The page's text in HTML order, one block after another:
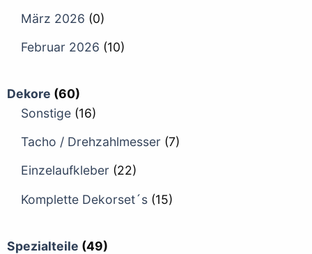
März 2026 (0)
Februar 2026 (10)
Dekore (60)
Sonstige (16)
Tacho / Drehzahlmesser (7)
Einzelaufkleber (22)
Komplette Dekorset´s (15)
Spezialteile (49)